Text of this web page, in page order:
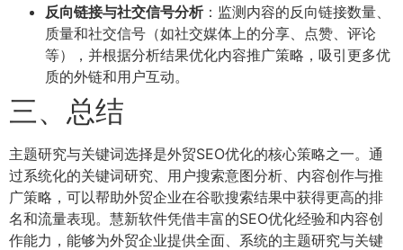
反向链接与社交信号分析：监测内容的反向链接数量、
质量和社交信号（如社交媒体上的分享、点赞、评论
等），并根据分析结果优化内容推广策略，吸引更多优
质的外链和用户互动。
三、总结
主题研究与关键词选择是外贸SEO优化的核心策略之一。通
过系统化的关键词研究、用户搜索意图分析、内容创作与推
广策略，可以帮助外贸企业在谷歌搜索结果中获得更高的排
名和流量表现。慧新软件凭借丰富的SEO优化经验和内容创
作能力，能够为外贸企业提供全面、系统的主题研究与关键